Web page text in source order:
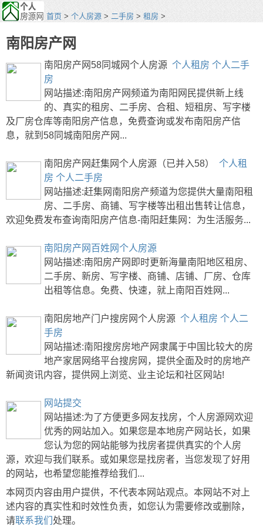
首页 > 个人房源 > 二手房 > 租房 >
南阳房产网
南阳房产网58同城网个人房源 个人租房 个人二手
房
网站描述:南阳房产网频道为南阳网民提供新上线
的、真实的租房、二手房、合租、短租房、写字楼
及厂房仓库等南阳房产信息，免费查询或发布南阳房产信
息，就到58同城南阳房产网...
南阳房产网赶集网个人房源（已并入58） 个人租
房 个人二手房
网站描述:赶集网南阳房产频道为您提供大量南阳租
房、二手房、商铺、写字楼等出租出售转让信息，
欢迎免费发布查询南阳房产信息-南阳赶集网：为生活服务...
南阳房产网百姓网个人房源
网站描述:南阳房产网即时更新海量南阳地区租房、
二手房、新房、写字楼、商铺、店铺、厂房、仓库
出租等信息。免费、快速，就上南阳百姓网...
南阳房地产门户搜房网个人房源 个人租房 个人二
手房
网站描述:南阳搜房房地产网隶属于中国比较大的房
地产家居网络平台搜房网，提供全面及时的房地产
新闻资讯内容，提供网上浏览、业主论坛和社区网站!
网站提交
网站描述:为了方便更多网友找房，个人房源网欢迎
优秀的网站加入。如果您是本地房产网站长，如果
您认为您的网站能够为找房者提供真实的个人房
源，欢迎与我们联系。或如果您是找房者，当您发现了好用
的网站，也希望您能推荐给我们...
本网页内容由用户提供，不代表本网站观点。本网站不对上
述内容的真实性和时效性负责，如您认为需要修改或删除，
请联系我们 处理。